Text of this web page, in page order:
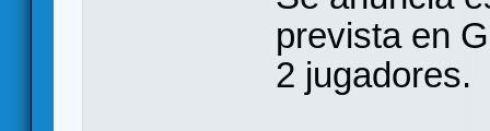
prevista en
2 jugadores.